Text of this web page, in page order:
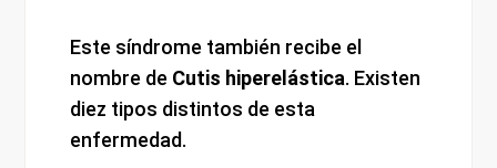
Este síndrome también recibe el
nombre de Cutis hiperelástica. Existen
diez tipos distintos de esta
enfermedad.